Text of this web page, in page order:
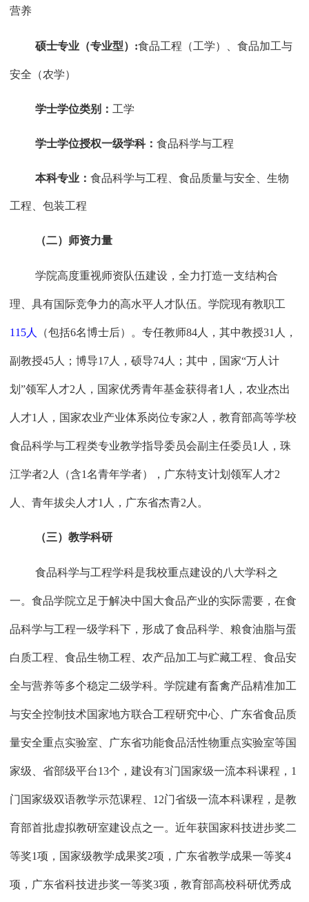
营养
硕士专业（专业型） :食品工程（工学）、食品加工与
安全（农学）
学士学位类别： 工学
学士学位授权一级学科：食品科学与工程
本科专业：食品科学与工程、食品质量与安全、生物
工程、包装工程
（二）师资力量
学院高度重视师资队伍建设，全力打造一支结构合
理、具有国际竞争力的高水平人才队伍。学院现有教职工
115人 （包括6名博士后）。专任教师84 人，其中教授31 人，
副教授45 人；博导17 人，硕导74 人；其中，国家“万人计
划”领军人才2 人，国家优秀青年基金获得者1 人，农业杰出
人才1 人，国家农业产业体系岗位专家2 人，教育部高等学校
食品科学与工程类专业教学指导委员会副主任委员1 人，珠
江学者2 人（含1名青年学者），广东特支计划领军人才2
人、青年拔尖人才1 人，广东省杰青2 人。
（三）教学科研
食品科学与工程学科是我校重点建设的八大学科之
一。食品学院立足于解决中国大食品产业的实际需要，在食
品科学与工程一级学科下，形成了食品科学、粮食油脂与蛋
白质工程、食品生物工程、农产品加工与贮藏工程、食品安
全与营养等多个稳定二级学科。学院建有畜禽产品精准加工
与安全控制技术国家地方联合工程研究中心、广东省食品质
量安全重点实验室、广东省功能食品活性物重点实验室等国
家级、省部级平台13个，建设有3门国家级一流本科课程， 1
门国家级双语教学示范课程、 12门省级一流本科课程，是教
育部首批虚拟教研室建设点之一。近年获国家科技进步奖二
等奖1项，国家级教学成果奖2项，广东省教学成果一等奖4
项，广东省科技进步奖一等奖3项，教育部高校科研优秀成